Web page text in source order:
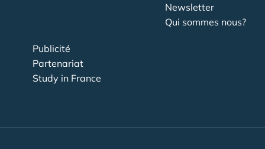
Newsletter
Qui sommes nous?
Publicité
Partenariat
Study in France